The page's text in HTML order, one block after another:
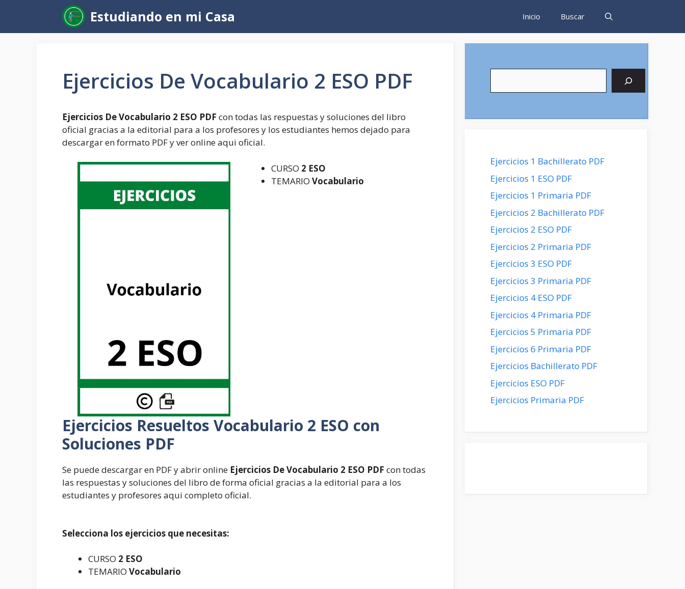
contenido
Estudiando en mi Casa Inicio Buscar
Ejercicios De Vocabulario 2 ESO PDF
Ejercicios De Vocabulario 2 ESO PDF con todas las respuestas y soluciones del libro
oficial gracias a la editorial para a los profesores y los estudiantes hemos dejado para
descargar en formato PDF y ver online aqui oficial.
CURSO 2 ESO
TEMARIO Vocabulario
Ejercicios Resueltos Vocabulario 2 ESO con
Soluciones PDF
Se puede descargar en PDF y abrir online Ejercicios De Vocabulario 2 ESO PDF con todas
las respuestas y soluciones del libro de forma oficial gracias a la editorial para a los
estudiantes y profesores aqui completo oficial.
Selecciona los ejercicios que necesitas:
CURSO 2 ESO
TEMARIO Vocabulario
Ejercicios 1 Bachillerato PDF
Ejercicios 1 ESO PDF
Ejercicios 1 Primaria PDF
Ejercicios 2 Bachillerato PDF
Ejercicios 2 ESO PDF
Ejercicios 2 Primaria PDF
Ejercicios 3 ESO PDF
Ejercicios 3 Primaria PDF
Ejercicios 4 ESO PDF
Ejercicios 4 Primaria PDF
Ejercicios 5 Primaria PDF
Ejercicios 6 Primaria PDF
Ejercicios Bachillerato PDF
Ejercicios ESO PDF
Ejercicios Primaria PDF